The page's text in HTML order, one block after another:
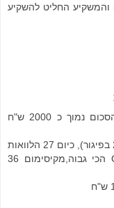
החליט להשקיע
חוות דעת נוספת - אני חייל ככה שהסכום נמוך כ 2000 ש"ח
יצא לי שחזרו 3 הלוואות מפיגור(כרגע 2 בפיגור), כיום 27 הלוואות
פתוחות של 100 ש"ח רמת סיכון C4 הכי גבוה,מקיסימום 36